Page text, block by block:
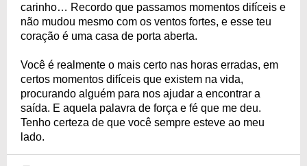
carinho… Recordo que passamos momentos difíceis e
não mudou mesmo com os ventos fortes, e esse teu
coração é uma casa de porta aberta.
Você é realmente o mais certo nas horas erradas, em
certos momentos difíceis que existem na vida,
procurando alguém para nos ajudar a encontrar a
saída. E aquela palavra de força e fé que me deu.
Tenho certeza de que você sempre esteve ao meu
lado.